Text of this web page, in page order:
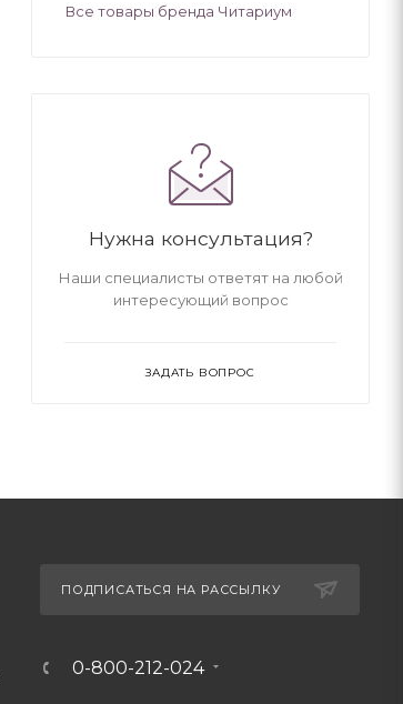
Все товары бренда Читариум
Нужна консультация?
Наши специалисты ответят на любой
интересующий вопрос
ЗАДАТЬ ВОПРОС
ПОДПИСАТЬСЯ НА РАССЫЛКУ
0-800-212-024